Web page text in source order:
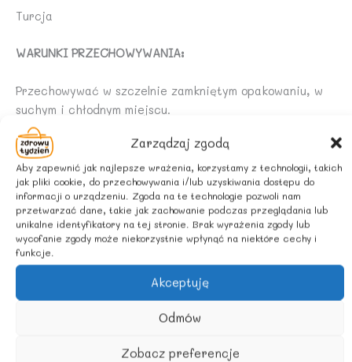
Zarządzaj zgodą
Aby zapewnić jak najlepsze wrażenia, korzystamy z technologii, takich
jak pliki cookie, do przechowywania i/lub uzyskiwania dostępu do
informacji o urządzeniu. Zgoda na te technologie pozwoli nam
przetwarzać dane, takie jak zachowanie podczas przeglądania lub
unikalne identyfikatory na tej stronie. Brak wyrażenia zgody lub
wycofanie zgody może niekorzystnie wpłynąć na niektóre cechy i
funkcje.
Akceptuję
Odmów
Zobacz preferencje
Turcja
WARUNKI PRZECHOWYWANIA:
Przechowywać w szczelnie zamkniętym opakowaniu, w
suchym i chłodnym miejscu.
Podobne produkty